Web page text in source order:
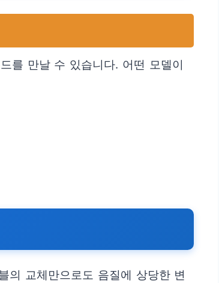
를 만날 수 있습니다. 어떤 모델이
의 교체만으로도 음질에 상당한 변